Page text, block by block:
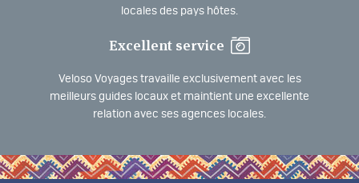
locales des pays hôtes.
Excellent service
Veloso Voyages travaille exclusivement avec les
meilleurs guides locaux et maintient une excellente
relation avec ses agences locales.